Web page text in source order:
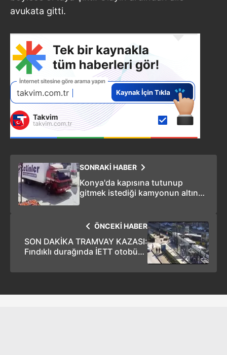
avukata gitti.
SONRAKİ HABER
Konya'da kapısına tutunup
gitmek istediği kamyonun altında
ÖNCEKİ HABER
SON DAKİKA TRAMVAY KAZASI:
Fındıklı durağında İETT otobüsü